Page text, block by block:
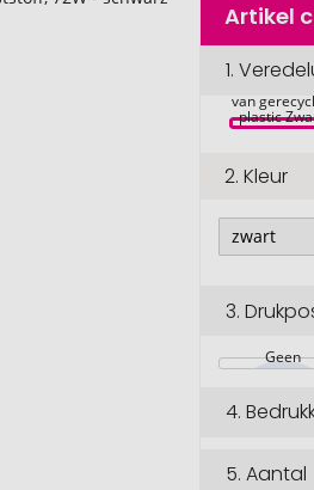
Artikel
1.ADAPT 72
van
plastic
2.Kleur
3.
Geen
4.
5.Aantal